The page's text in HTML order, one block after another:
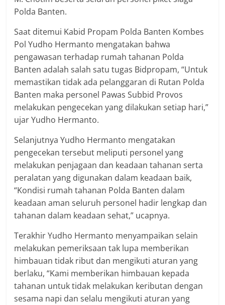
Polda Banten.
Saat ditemui Kabid Propam Polda Banten Kombes
Pol Yudho Hermanto mengatakan bahwa
pengawasan terhadap rumah tahanan Polda
Banten adalah salah satu tugas Bidpropam, “Untuk
memastikan tidak ada pelanggaran di Rutan Polda
Banten maka personel Pawas Subbid Provos
melakukan pengecekan yang dilakukan setiap hari,”
ujar Yudho Hermanto.
Selanjutnya Yudho Hermanto mengatakan
pengecekan tersebut meliputi personel yang
melakukan penjagaan dan keadaan tahanan serta
peralatan yang digunakan dalam keadaan baik,
“Kondisi rumah tahanan Polda Banten dalam
keadaan aman seluruh personel hadir lengkap dan
tahanan dalam keadaan sehat,” ucapnya.
Terakhir Yudho Hermanto menyampaikan selain
melakukan pemeriksaan tak lupa memberikan
himbauan tidak ribut dan mengikuti aturan yang
berlaku, “Kami memberikan himbauan kepada
tahanan untuk tidak melakukan keributan dengan
sesama napi dan selalu mengikuti aturan yang